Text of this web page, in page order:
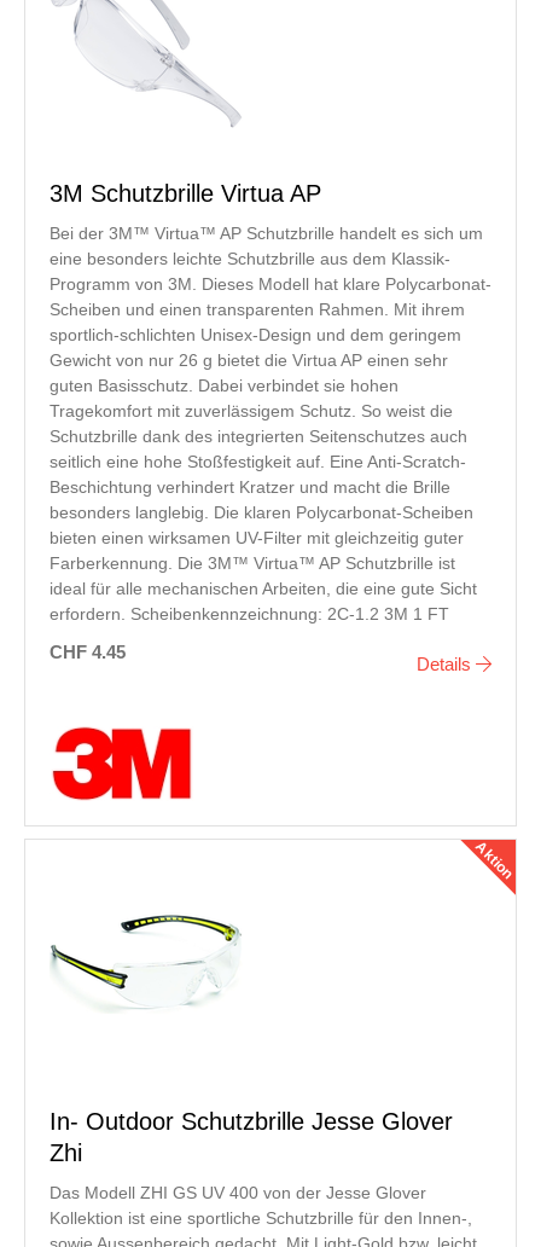
3M Schutzbrille Virtua AP
Bei der 3M™ Virtua™ AP Schutzbrille handelt es sich um
eine besonders leichte Schutzbrille aus dem Klassik-
Programm von 3M. Dieses Modell hat klare Polycarbonat-
Scheiben und einen transparenten Rahmen. Mit ihrem
sportlich-schlichten Unisex-Design und dem geringem
Gewicht von nur 26 g bietet die Virtua AP einen sehr
guten Basisschutz. Dabei verbindet sie hohen
Tragekomfort mit zuverlässigem Schutz. So weist die
Schutzbrille dank des integrierten Seitenschutzes auch
seitlich eine hohe Stoßfestigkeit auf. Eine Anti-Scratch-
Beschichtung verhindert Kratzer und macht die Brille
besonders langlebig. Die klaren Polycarbonat-Scheiben
bieten einen wirksamen UV-Filter mit gleichzeitig guter
Farberkennung. Die 3M™ Virtua™ AP Schutzbrille ist
ideal für alle mechanischen Arbeiten, die eine gute Sicht
erfordern. Scheibenkennzeichnung: 2C-1.2 3M 1 FT
CHF 4.45
Details
Aktion
In- Outdoor Schutzbrille Jesse Glover
Zhi
Das Modell ZHI GS UV 400 von der Jesse Glover
Kollektion ist eine sportliche Schutzbrille für den Innen-,